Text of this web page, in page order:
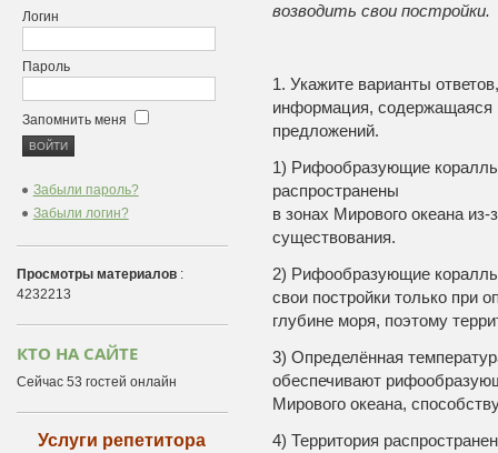
возводить свои постройки.
1. Укажите варианты
информация, содержащаяся
предложений.
1) Рифообразующие
распространены
в зонах Мирового океана
существования.
2) Рифообразующие
свои постройки только при
глубине моря, поэтому
3) Определённая
обеспечивают
Мирового океана,
4) Территория
Логин
Пароль
Запомнить меня
Забыли пароль?
Забыли логин?
Просмотры материалов:
4232213
КТО НА САЙТЕ
Сейчас 53 гостей онлайн
Услуги репетитора